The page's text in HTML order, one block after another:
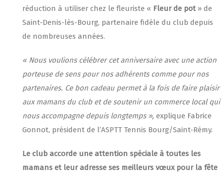
réduction à utiliser chez le fleuriste « Fleur de pot» de
Saint-Denis-lès-Bourg, partenaire fidèle du club depuis
de nombreuses années.
« Nous voulions célébrer cet anniversaire avec une action
porteuse de sens pour nos adhérents comme pour nos
partenaires. Ce bon cadeau permet à la fois de faire plaisir
aux mamans du club et de soutenir un commerce local qui
nous accompagne depuis longtemps », explique Fabrice
Gonnot, président de l’ASPTT Tennis Bourg/Saint-Rémy.
Le club accorde une attention spéciale à toutes les
mamans et leur adresse ses meilleurs vœux pour la fête